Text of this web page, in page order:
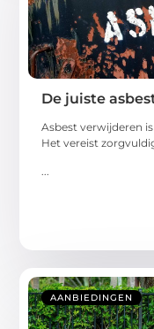
De juiste
Asbest verwijderen
Het vereist
...
AANBIEDINGEN